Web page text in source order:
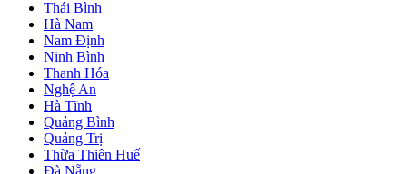
Thái Bình
Hà Nam
Nam Định
Ninh Bình
Thanh Hóa
Nghệ An
Hà Tĩnh
Quảng Bình
Quảng Trị
Thừa Thiên Huế
Đà Nẵng